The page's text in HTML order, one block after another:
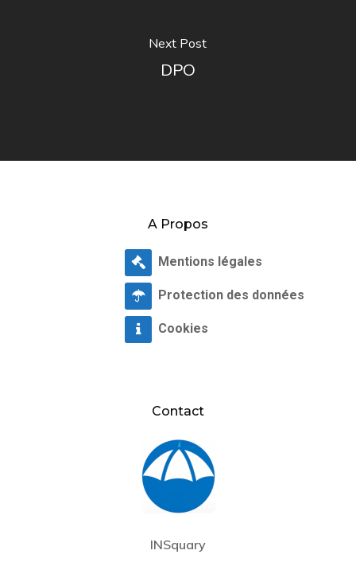
Next Post
DPO
A Propos
Mentions légales
Protection des données
Cookies
Contact
INSquary